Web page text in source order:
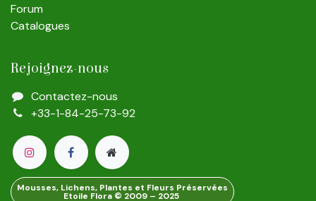
Forum
Catalogues
Rejoignez-nous
Contactez-nous
+33-1-84-25-73-92
Mousses, Lichens, Plantes et Fleurs Préservées
Etoile Flora © 2009 – 2025